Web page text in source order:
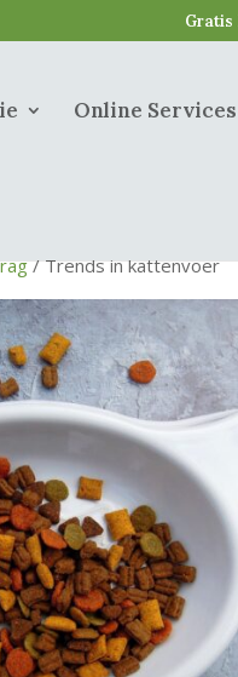
Gratis
Online Services
/ Trends in kattenvoer